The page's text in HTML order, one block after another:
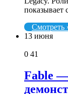
показывает
Смотреть
13 июня
0 41
Fable